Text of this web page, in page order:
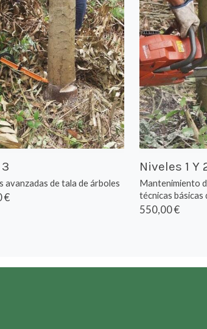
avanzadas de tala de árboles
€
Niveles 1 Y
Mantenimiento
técnicas básicas
550,00 €